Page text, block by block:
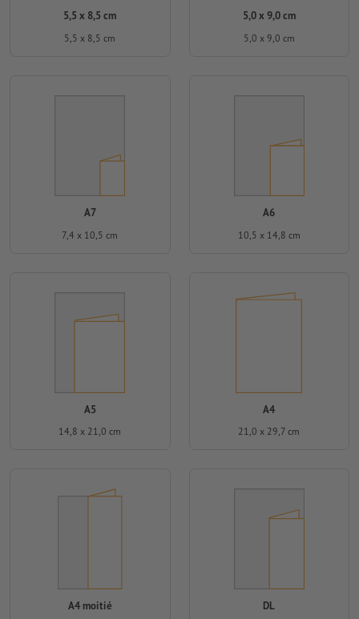
5,5 x 8,5 cm
5,5 x 8,5 cm
5,0 x 9,0 cm
5,0 x 9,0 cm
A7
7,4 x 10,5 cm
A6
10,5 x 14,8 cm
A5
14,8 x 21,0 cm
A4
21,0 x 29,7 cm
A4 moitié DL